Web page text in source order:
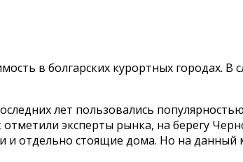
в болгарских курортных городах. В
лет пользовались
эксперты рынка, на берегу
и отдельно стоящие дома. Но на